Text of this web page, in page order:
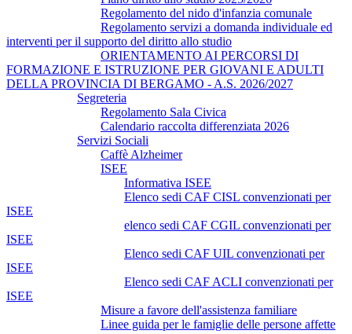
Regolamento del nido d'infanzia comunale
Regolamento servizi a domanda individuale ed
interventi per il supporto del diritto allo studio
ORIENTAMENTO AI PERCORSI DI
FORMAZIONE E ISTRUZIONE PER GIOVANI E ADULTI
DELLA PROVINCIA DI BERGAMO - A.S. 2026/2027
Segreteria
Regolamento Sala Civica
Calendario raccolta differenziata 2026
Servizi Sociali
Caffè Alzheimer
ISEE
Informativa ISEE
Elenco sedi CAF CISL convenzionati per
ISEE
elenco sedi CAF CGIL convenzionati per
ISEE
Elenco sedi CAF UIL convenzionati per
ISEE
Elenco sedi CAF ACLI convenzionati per
ISEE
Misure a favore dell'assistenza familiare
Linee guida per le famiglie delle persone affette